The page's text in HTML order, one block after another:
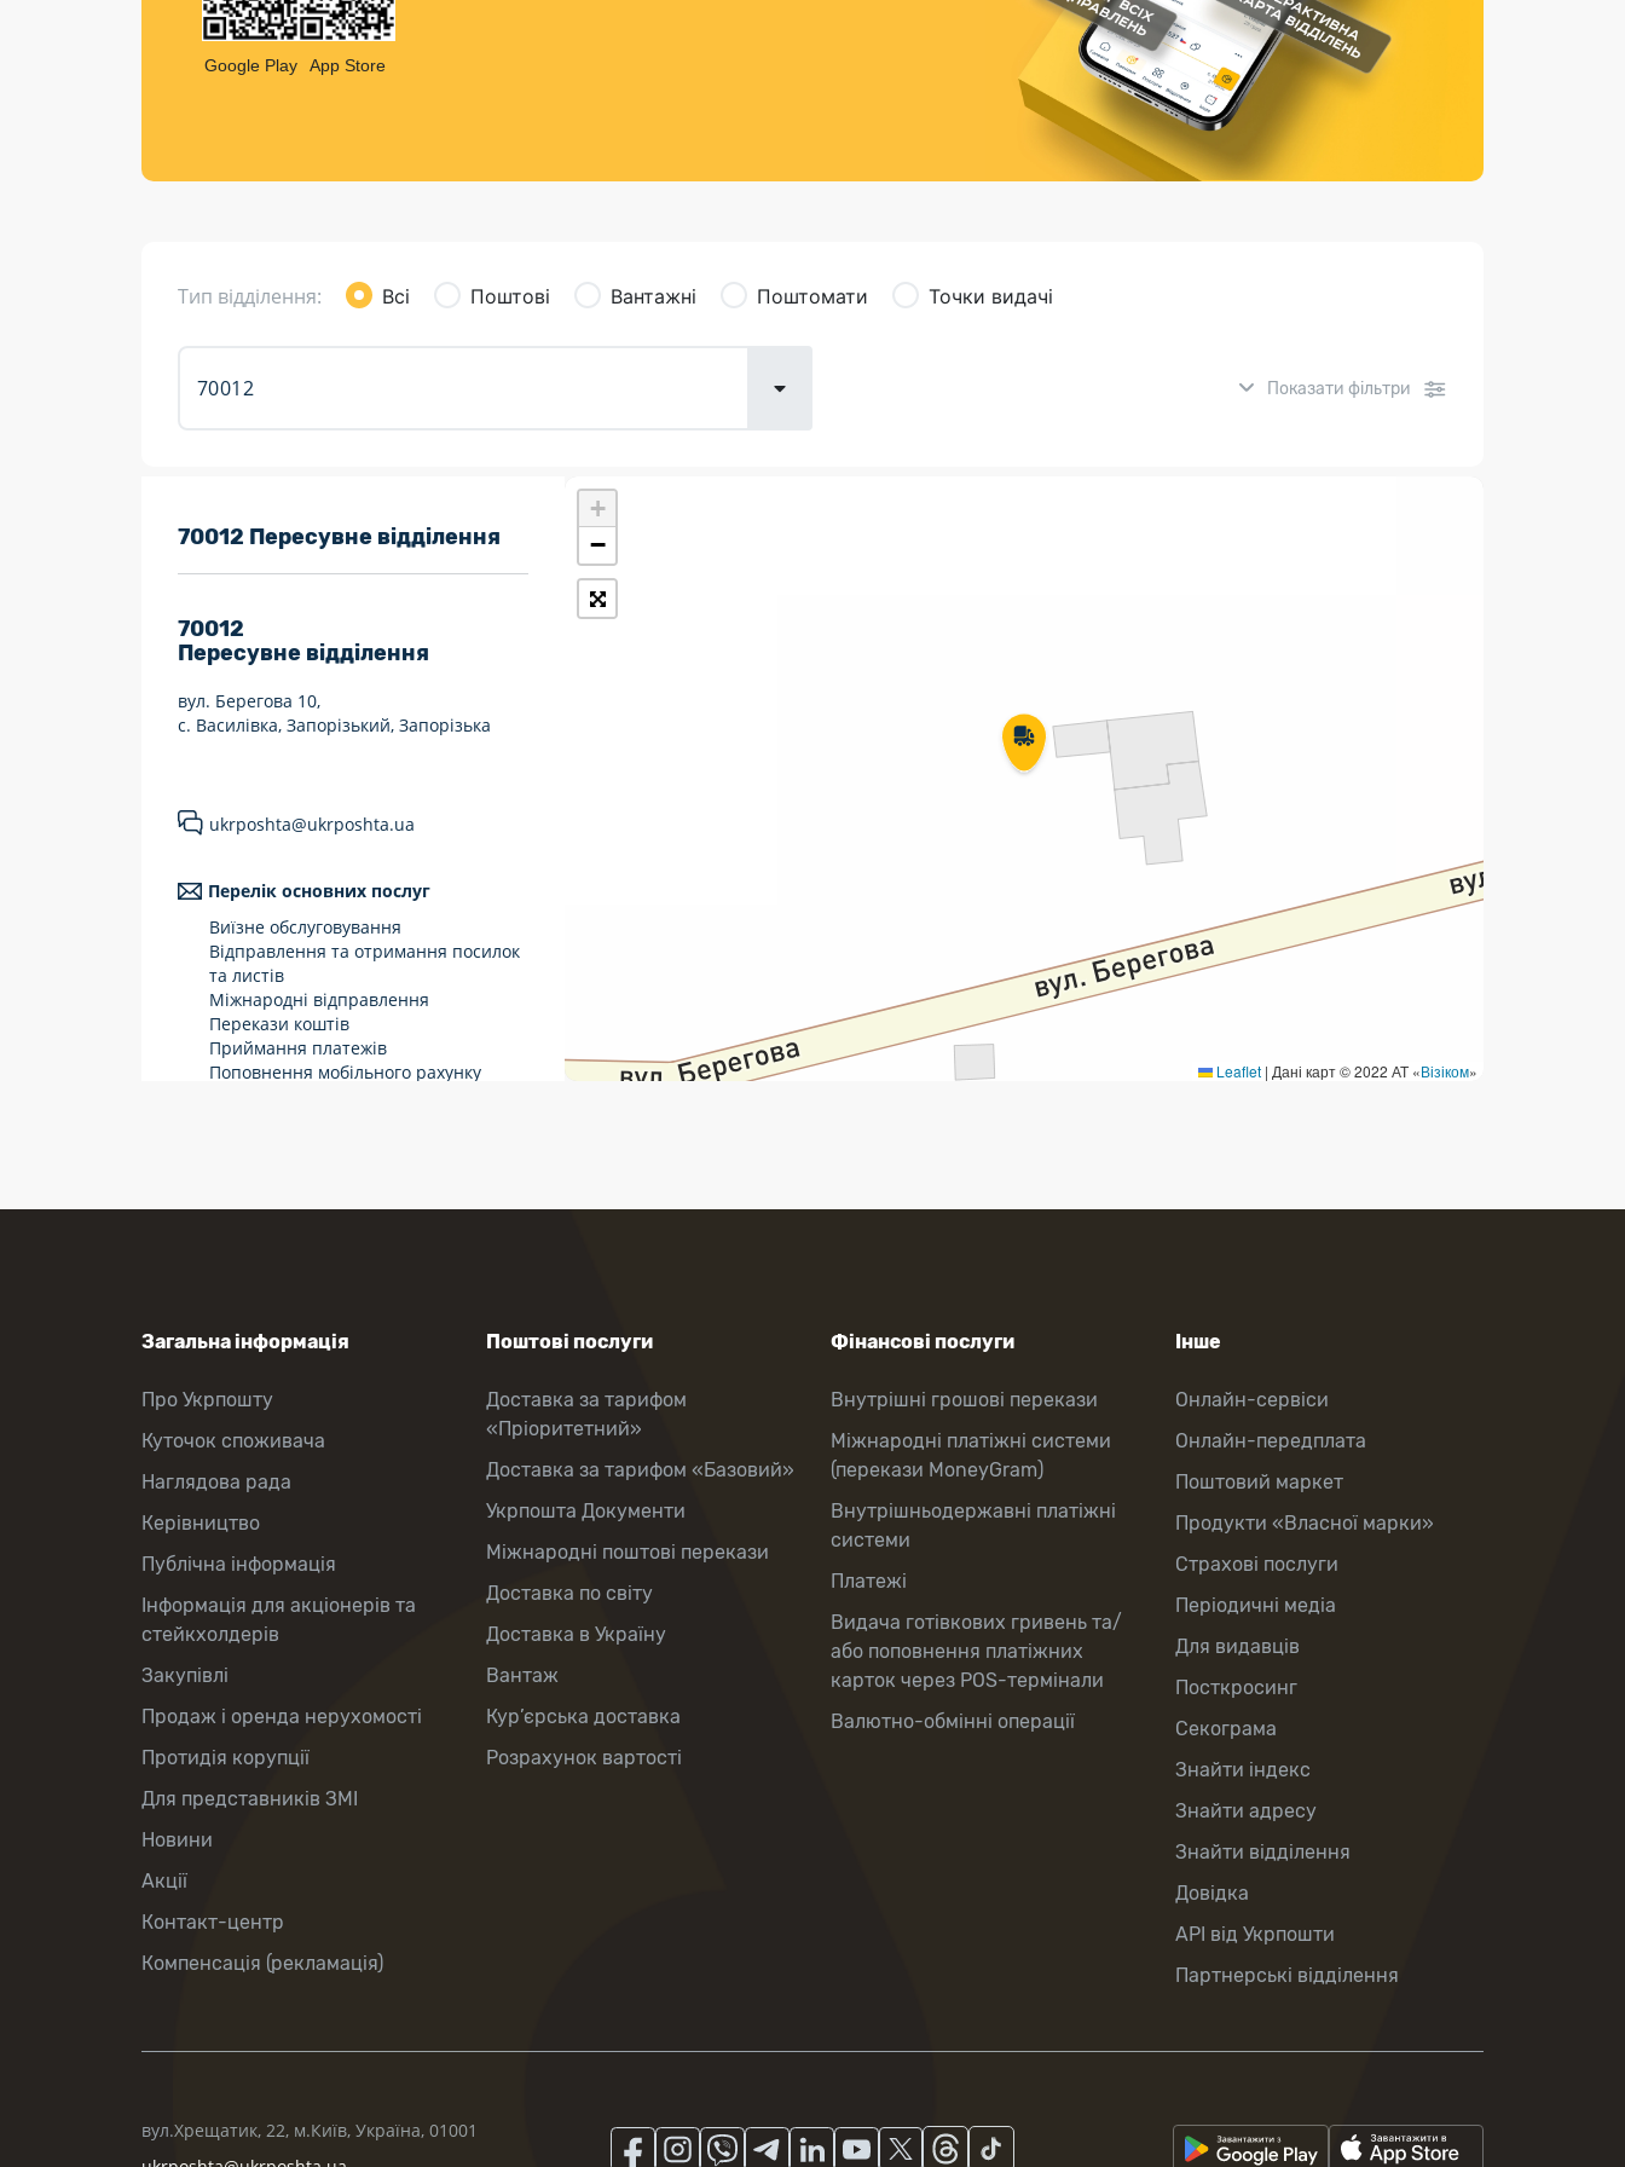
Листи та листівки
Кур’єрська доставка
Страхові послуги
Каталог «Укрпошта Маркет»
Google Play App Store
Тип відділення: Всі Поштові Вантажні Поштомати Точки видачі
Показати фільтри
7 днів на тиждень
Працюють після 19:00
Працюють у вихідні
70012 Пересувне відділення
70012
Пересувне відділення
вул. Берегова 10,
с. Василівка, Запорізький, Запорізька
ukrposhta@ukrposhta.ua
Перелік основних послуг
Виїзне обслуговування
Відправлення та отримання посилок
та листів
Міжнародні відправлення
Перекази коштів
Приймання платежів
Поповнення мобільного рахунку
+
−
Leaflet | Дані карт © 2022 АТ «Візіком»
Загальна інформація
Про Укрпошту
Куточок споживача
Наглядова рада
Керівництво
Публічна інформація
Інформація для акціонерів та
стейкхолдерів
Закупівлі
Продаж і оренда нерухомості
Протидія корупції
Для представників ЗМІ
Новини
Акції
Контакт-центр
Компенсація (рекламація)
Поштові послуги
Доставка за тарифом
«Пріоритетний»
Доставка за тарифом «Базовий»
Укрпошта Документи
Міжнародні поштові перекази
Доставка по світу
Доставка в Україну
Вантаж
Кур’єрська доставка
Розрахунок вартості
Фінансові послуги
Внутрішні грошові перекази
Міжнародні платіжні системи
(перекази MoneyGram)
Внутрішньодержавні платіжні
системи
Платежі
Видача готівкових гривень та/
або поповнення платіжних
карток через POS-термінали
Валютно-обмінні операції
Інше
Онлайн-сервіси
Онлайн-передплата
Поштовий маркет
Продукти «Власної марки»
Страхові послуги
Періодичні медіа
Для видавців
Посткросинг
Секограма
Знайти індекс
Знайти адресу
Знайти відділення
Довідка
API від Укрпошти
Партнерські відділення
вул.Хрещатик, 22, м.Київ, Україна, 01001